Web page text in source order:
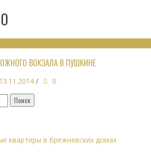
ВОКЗАЛА В ПУШКИНЕ
13.11.2014 /
0
квартиры в брежневских домах